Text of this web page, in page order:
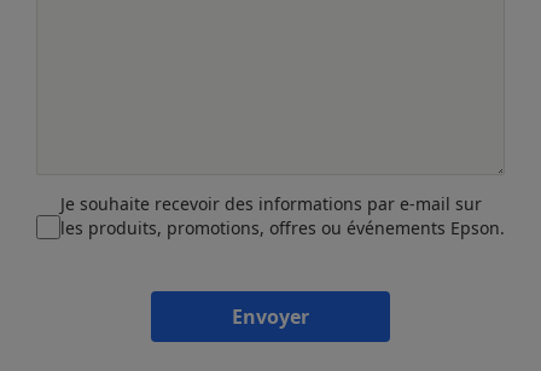
Je souhaite recevoir des informations par e-mail sur
les produits, promotions, offres ou événements Epson.
Envoyer